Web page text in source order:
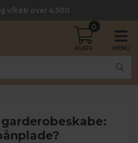
v/køb over 4.500
0